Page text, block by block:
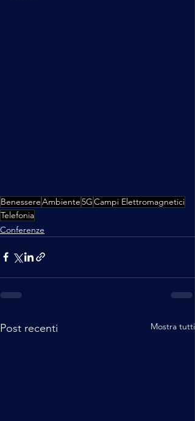
BenessereAmbiente5GCampi Elettromagnetici
Telefonia
Conferenze
Post recenti Mostra tutti